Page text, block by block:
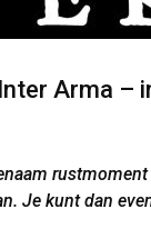
Inter Arma –
rustmoment
Je kunt dan